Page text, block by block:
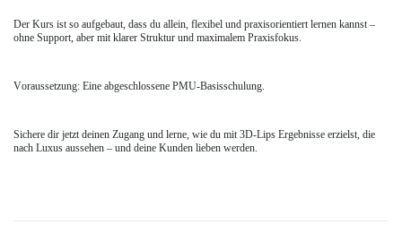
Der Kurs ist so aufgebaut, dass du allein, flexibel und praxisorientiert lernen kannst –
ohne Support, aber mit klarer Struktur und maximalem Praxisfokus.
Voraussetzung: Eine abgeschlossene PMU-Basisschulung.
Sichere dir jetzt deinen Zugang und lerne, wie du mit 3D-Lips Ergebnisse erzielst, die
nach Luxus aussehen – und deine Kunden lieben werden.